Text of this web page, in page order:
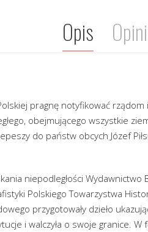
Opis
pragnę notyfikować
obejmującego wszystkie
do państw obcych Józef
niepodległości
Polskiego Towarzystwa
przygotowały dzieło
i walczyła o swoje granice.